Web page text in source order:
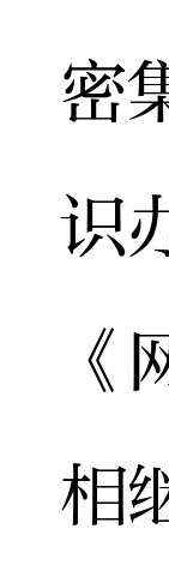
密
识
相